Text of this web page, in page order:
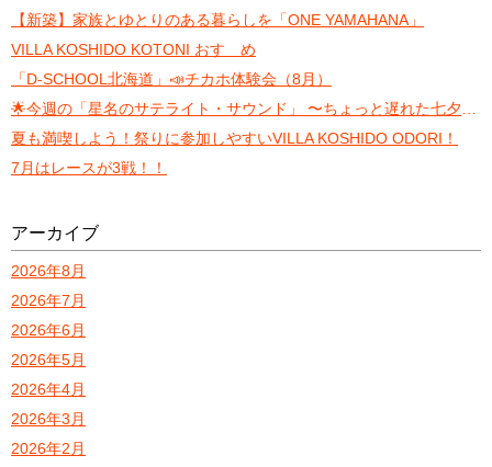
【新築】家族とゆとりのある暮らしを「ONE YAMAHANA」
VILLA KOSHIDO KOTONI おすゝめ
「D-SCHOOL北海道」📣チカホ体験会（8月）
夏も満喫しよう！祭りに参加しやすいVILLA KOSHIDO ODORI！
7月はレースが3戦！！
アーカイブ
2026年8月
2026年7月
2026年6月
2026年5月
2026年4月
2026年3月
2026年2月